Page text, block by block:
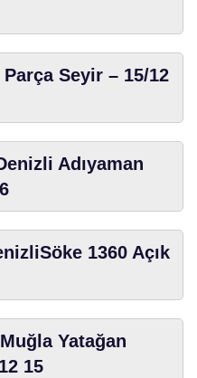
Seyir – 15/12
Adıyaman
1360 Açık
Yatağan
15